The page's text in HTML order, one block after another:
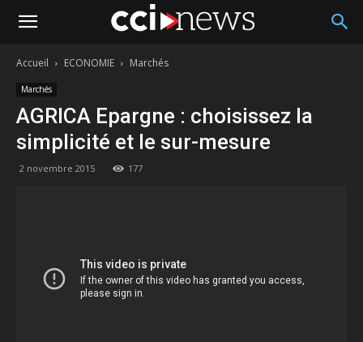
Accueil ECONOMIE Marchés
Marchés
AGRICA Epargne : choisissez la
simplicité et le sur-mesure
2 novembre 2015 177